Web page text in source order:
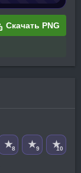
Скачать PNG
★8 ★9 ★10